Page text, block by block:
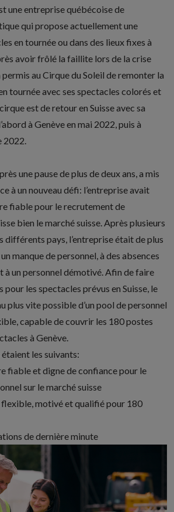
une entreprise québécoise de
qui propose actuellement une
en tournée ou dans des lieux fixes à
avoir frôlé la faillite lors de la crise
au Cirque du Soleil de remonter la
tournée avec ses spectacles colorés et
est de retour en Suisse avec sa
à Genève en mai 2022, puis à
2022.
une pause de plus de deux ans, a mis
à un nouveau défi: l’entreprise avait
fiable pour le recrutement de
bien le marché suisse. Après plusieurs
différents pays, l’entreprise était de plus
manque de personnel, à des absences
à un personnel démotivé. Afin de faire
pour les spectacles prévus en Suisse, le
plus vite possible d’un pool de personnel
capable de couvrir les 180 postes
à Genève.
les suivants:
fiable et digne de confiance pour le
sur le marché suisse
flexible, motivé et qualifié pour 180
de dernière minute